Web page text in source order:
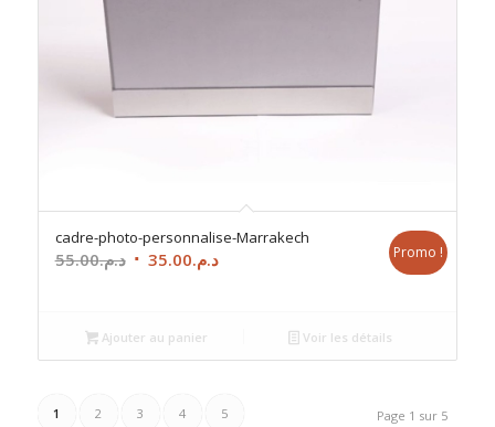
cadre-photo-personnalise-Marrakech
د.م.55.00
Le
était :
د.م.55.00.
د.م.35.00
Le
د.م.35.00.
Promo !
Ajouter au panier Voir les détails
Page 1 sur 5
1 2 3 4 5